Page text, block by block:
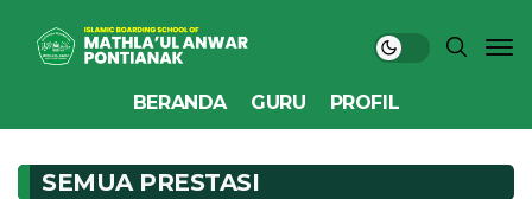
BERANDA GURU PROFIL
SEMUA PRESTASI